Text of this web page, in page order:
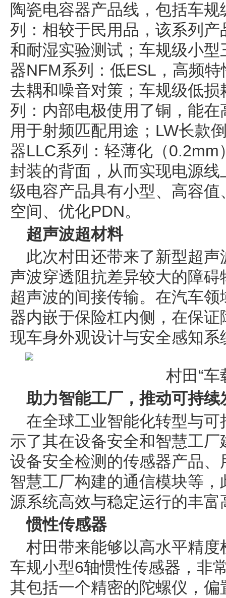
陶瓷电容器产品线，包括车
列：相较于民用品，该系列
和耐湿实验测试；车规级小
器NFM系列：低ESL，高频
去耦和噪音对策；车规级低
列：内部电极使用了铜，能
用于射频匹配用途；LW长款
器LLC系列：轻薄化（
封装的背面，从而实现电源
级电容产品具有小型、高容
空间、优化PDN。
超声波超材料
此次村田还带来了新型超
声波穿透阻抗差异较大的障
超声波的间接传输。在汽车
器内嵌于保险杠内侧，在保
现车身外观设计与安全感知系
村田“车
助力智能工厂，推动可持续
在全球工业智能化转型与
示了其在设备安全和智慧工
设备安全检测的传感器产品
智慧工厂构建的通信模块等
源系统高效与稳定运行的丰富
惯性传感器
村田带来能够以高水平精
车规小型6轴惯性传感器，非
其包括一个精密的陀螺仪，